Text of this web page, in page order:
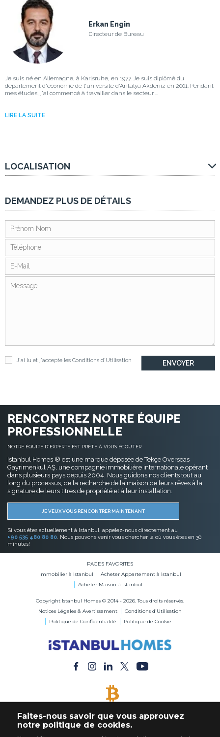
Erkan Engin
Directeur de Bureau
Je suis né en Allemagne, à Karlsruhe, en 1977. Je suis diplômé du
département d'économie de l'université d'Antalya Akdeniz en 2001. Pendant
mes études, j'ai commencé à travailler dans le secteur ...
LIRE LA SUITE
LOCALISATION
DEMANDEZ PLUS DE DÉTAILS
J'ai lu et j'accepte les Conditions d'Utilisation
RENCONTREZ NOTRE ÉQUIPE
PROFESSIONNELLE
NOTRE ÉQUIPE D'EXPERTS EST PRÊTE À VOUS ÉCOUTER
Istanbul Homes ® est une marque déposée de Tekçe Overseas
Gayrimenkul AŞ, une compagnie immobilière internationale opérant
dans plusieurs pays depuis 2004. Nous guidons nos clients tout au
long du processus, de la recherche de la maison de leurs rêves à la
signature de leurs titres de propriété et à leur installation.
JE VEUX VOUS RENCONTRER MAINTENANT
Si vous êtes actuellement à Istanbul, appelez-nous directement au
+90 535 480 80 80. Nous pouvons venir vous chercher là où vous êtes en 30
minutes!
PAGES FAVORITES
Immobilier à Istanbul
Acheter Appartement à Istanbul
Acheter Maison à Istanbul
Copyright Istanbul Homes © 2014 - 2026. Tous droits réservés.
Notices Légales & Avertissement
Conditions d'Utilisation
Politique de Confidentialité
Politique de Cookie
Acheter Immobilier en Bitcoin
Faites-nous savoir que vous approuvez
notre politique de cookies.